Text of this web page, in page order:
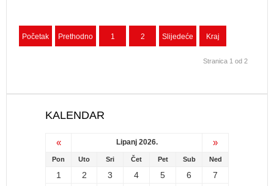
Početak Prethodno 1 2 Slijedeće Kraj
Stranica 1 od 2
KALENDAR
« Lipanj 2026. »
Pon Uto Sri Čet Pet Sub Ned
1 2 3 4 5 6
7